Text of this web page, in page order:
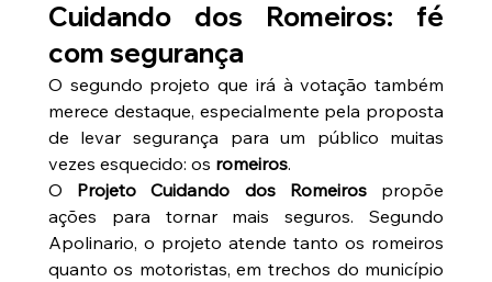
Cuidando dos Romeiros: fé
com segurança
O segundo projeto que irá à votação também
merece destaque, especialmente pela proposta
de levar segurança para um público muitas
vezes esquecido: os romeiros.
O Projeto Cuidando dos Romeiros propõe
ações para tornar mais seguros. Segundo
Apolinario, o projeto atende tanto os romeiros
quanto os motoristas, em trechos do município